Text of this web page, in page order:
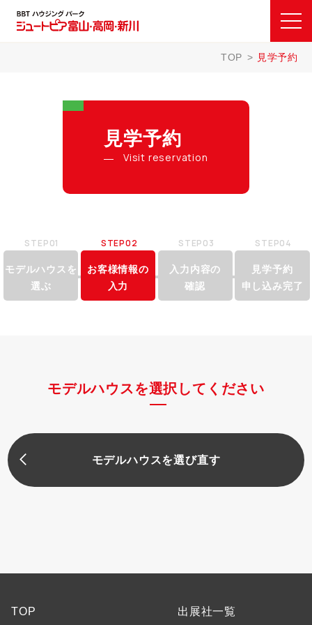
TOP 見学予約
見学予約
Visit reservation
STEP01
モデルハウスを
選ぶ
STEP02
お客様情報の
入力
STEP03
入力内容の
確認
STEP04
見学予約
申し込み完了
モデルハウスを選択してください
モデルハウスを選び直す
TOP 出展社一覧